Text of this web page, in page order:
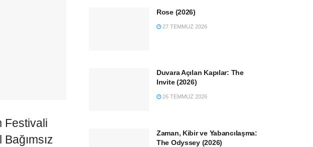
Festivali
Rose (2026)
27 TEMMUZ 2026
Duvara Açılan Kapılar: The
Invite (2026)
26 TEMMUZ 2026
Zaman, Kibir ve Yabancılaşma:
The Odyssey (2026)